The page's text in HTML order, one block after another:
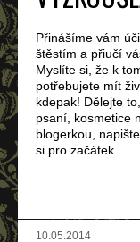
Přinášíme vám
štěstím a přiučí
Myslíte si, že k
potřebujete mít
kdepak! Dělejte
psaní, kosmetice
blogerkou,
si pro začátek ...
10.05.2014